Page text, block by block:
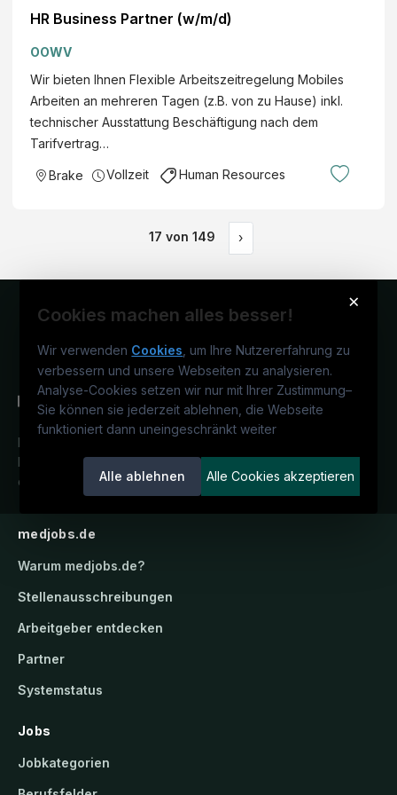
HR Business Partner (w/m/d)
OOWV
Wir bieten Ihnen Flexible Arbeitszeitregelung Mobiles
Arbeiten an mehreren Tagen (z.B. von zu Hause) inkl.
technischer Ausstattung Beschäftigung nach dem
Tarifvertrag…
Brake Vollzeit Human Resources
17 von 149 ›
×
Cookies machen alles besser!
Wir verwenden Cookies , um Ihre Nutzererfahrung zu
verbessern und unsere Webseiten zu analysieren.
Analyse-Cookies setzen wir nur mit Ihrer Zustimmung–
Sie können sie jederzeit ablehnen, die Webseite
funktioniert dann uneingeschränkt weiter
Alle ablehnen Alle Cookies akzeptieren
Deutschlands medizinisches
Karriereportal.Ein Service der
candidatis GmbH.
medjobs.de
Warum medjobs.de?
Stellenausschreibungen
Arbeitgeber entdecken
Partner
Systemstatus
Jobs
Jobkategorien